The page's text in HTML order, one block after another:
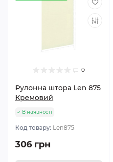
0
Рулонна штора Len 875
Кремовий
В наявності
Код товару: Len875
306 грн